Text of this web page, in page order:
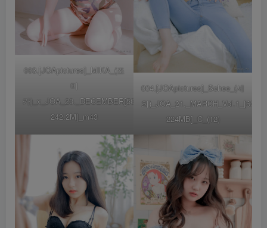
003.[JOApictures]_MIKA_(조
미
카)_x_JOA_20._DECEMBER[50P-
242.2M]_m43
004.[JOApictures]_Sehee_(세
희)_JOA_21._MARCH_Vol.1_[63P-
224MB]_C_(12)